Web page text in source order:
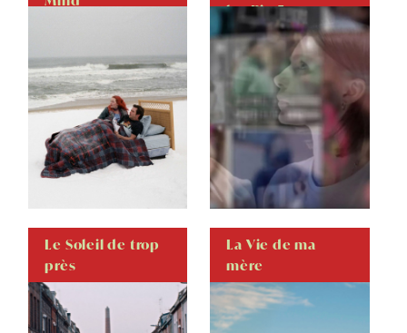
les Big 5
Le Soleil de trop
près
La Vie de ma
mère